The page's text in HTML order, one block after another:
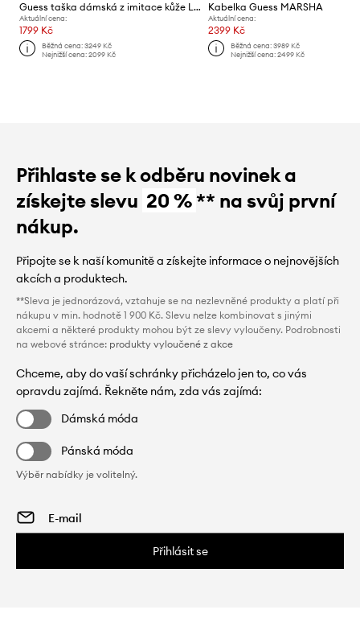
Guess taška dámská z imitace kůže LIBBY
Aktuální cena:
1799 Kč
Běžná cena:3249 Kč
Nejnižší cena:2099 Kč
Kabelka Guess MARSHA
Aktuální cena:
2399 Kč
Běžná cena: 3989 Kč
Nejnižší cena: 2499 Kč
Přihlaste se k odběru novinek a
získejte slevu 20 %** na svůj první
nákup.
Připojte se k naší komunitě a získejte informace o nejnovějších
akcích a produktech.
**Sleva je jednorázová, vztahuje se na nezlevněné produkty a platí při
nákupu v min. hodnotě 1 900 Kč. Slevu nelze kombinovat s jinými
akcemi a některé produkty mohou být ze slevy vyloučeny. Podrobnosti
na webové stránce: produkty vyloučené z akce
Chceme, aby do vaší schránky přicházelo jen to, co vás
opravdu zajímá. Řekněte nám, zda vás zajímá:
Dámská móda
Pánská móda
Výběr nabídky je volitelný.
Přihlásit se